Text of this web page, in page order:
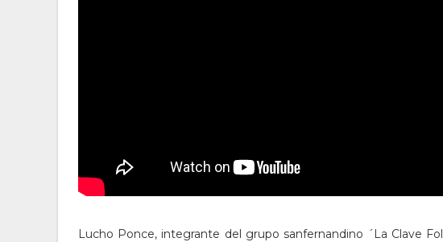
Lucho Ponce, integrante del grupo sanfernandino ´La Clave